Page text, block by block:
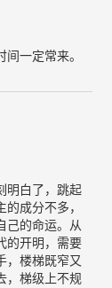
一定常来。
明白了，跳起
的成分不多，
己的命运。从
的开明，需要
，楼梯既窄又
，梯级上不规